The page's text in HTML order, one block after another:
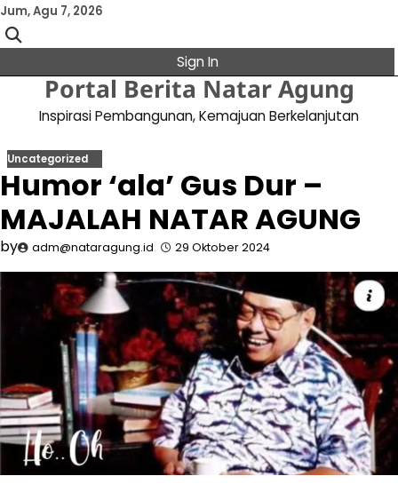
Skip
to
content
Jum, Agu 7, 2026
Sign In
Portal Berita Natar Agung
Inspirasi Pembangunan, Kemajuan Berkelanjutan
Uncategorized
Humor ‘ala’ Gus Dur –
MAJALAH NATAR AGUNG
by adm@nataragung.id 29 Oktober 2024